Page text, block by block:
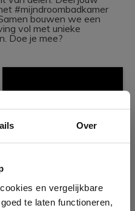
Over
en vergelijkbare
te laten functioneren,
#mijndroombadkamer
bouwen we een
vol met unieke
Doe je mee?
1000 m²